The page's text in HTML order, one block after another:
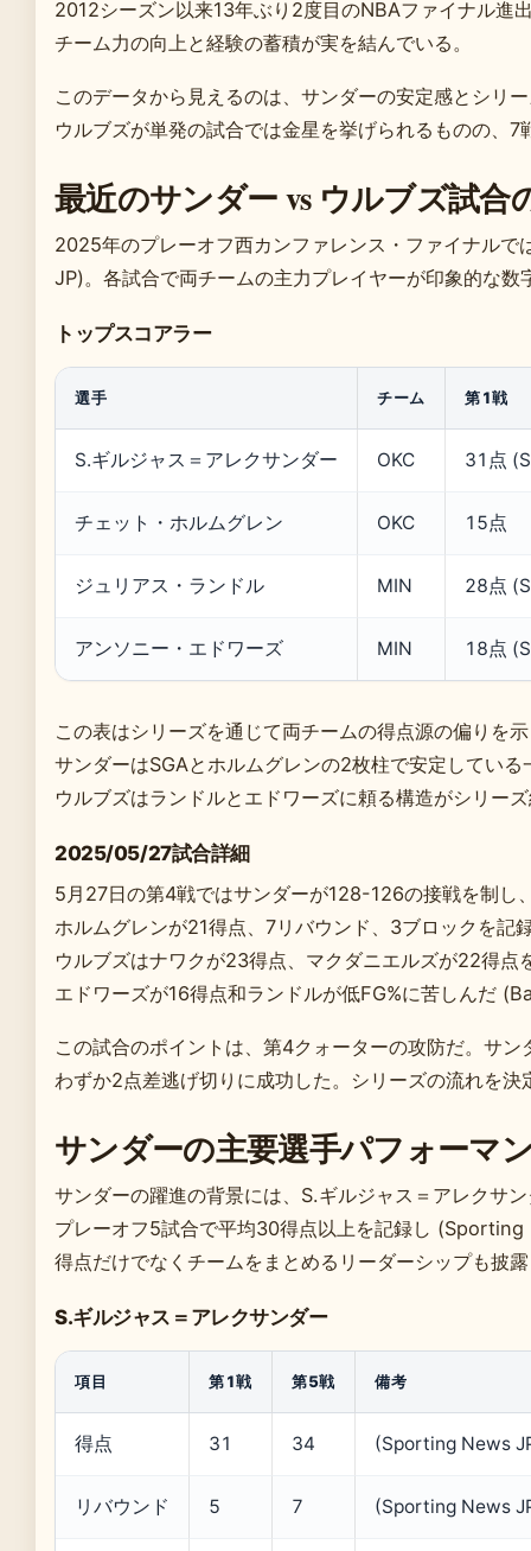
2012シーズン以来13年ぶり2度目のNBAファイナル
チーム力の向上と経験の蓄積が実を結んでいる。
このデータから見えるのは、サンダーの安定感とシリ
ウルブズが単発の試合では金星を挙げられるものの、
最近のサンダー vs ウルブズ試合
2025年のプレーオフ西カンファレンス・ファイナル
JP)。各試合で両チームの主力プレイヤーが印象的な数
トップスコアラー
選手 チーム 第1戦
S.ギルジャス＝アレクサンダー OKC 31点
チェット・ホルムグレン OKC 15点
ジュリアス・ランドル MIN 28点
アンソニー・エドワーズ MIN 18点
この表はシリーズを通じて両チームの得点源の偏りを
サンダーはSGAとホルムグレンの2枚柱で安定している
ウルブズはランドルとエドワーズに頼る構造がシリー
2025/05/27試合詳細
5月27日の第4戦ではサンダーが128-126の接戦を制
ホルムグレンが21得点、7リバウンド、3ブロックを
ウルブズはナワクが23得点、マクダニエルズが22得
エドワーズが16得点和ランドルが低FG%に苦しんだ
この試合のポイントは、第4クォーターの攻防だ。サ
わずか2点差逃げ切りに成功した。シリーズの流れを
サンダーの主要選手パフォーマ
サンダーの躍進の背景には、S.ギルジャス＝アレクサ
プレーオフ5試合で平均30得点以上を記録し
得点だけでなくチームをまとめるリーダーシップも披
S.ギルジャス＝アレクサンダー
項目 第1戦 第5戦 備考
得点 31 34 (Sporting News
リバウンド 5 7 (Sporting News